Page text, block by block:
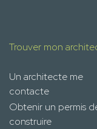
Trouver mon
Un architecte me
contacte
Obtenir un permis
construire